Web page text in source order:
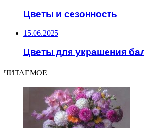
Цветы и сезонность
15.06.2025
Цветы для украшения
ЧИТАЕМОЕ